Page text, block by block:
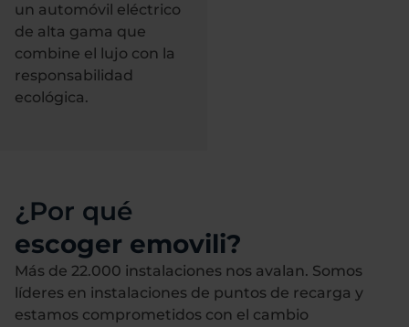
un automóvil eléctrico
de alta gama que
combine el lujo con la
responsabilidad
ecológica.
¿Por qué
escoger emovili?
Más de 22.000 instalaciones nos avalan. Somos
líderes en instalaciones de puntos de recarga y
estamos comprometidos con el cambio